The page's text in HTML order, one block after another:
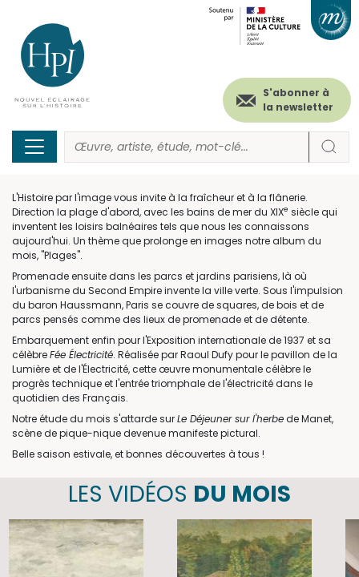
contenu
principal
Menu
secondaire
(header)
S'abonner à
la newsletter
L'Histoire par l'image vous invite à la fraîcheur et à la flânerie.
Direction la plage d'abord, avec les bains de mer du XIXe siècle qui
inventent les loisirs balnéaires tels que nous les connaissons
aujourd'hui. Un thème que prolonge en images notre album du
mois, "Plages".
Promenade ensuite dans les parcs et jardins parisiens, là où
l'urbanisme du Second Empire invente la ville verte. Sous l'impulsion
du baron Haussmann, Paris se couvre de squares, de bois et de
parcs pensés comme des lieux de promenade et de détente.
Embarquement enfin pour l'Exposition internationale de 1937 et sa
célèbreFée Électricité. Réalisée par Raoul Dufy pour le pavillon de la
Lumière et de l'Électricité, cette œuvre monumentale célèbre le
progrès technique et l'entrée triomphale de l'électricité dans le
quotidien des Français.
Notre étude du mois s'attarde surLe Déjeuner sur l'herbede Manet,
scène de pique-nique devenue manifeste pictural.
Belle saison estivale, et bonnes découvertes à tous !
LES VIDÉOS DU MOIS